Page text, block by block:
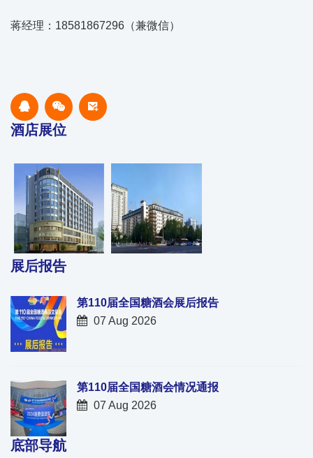
蒋经理：18581867296（兼微信）
酒店展位
展后报告
第110届全国糖酒会展后报告
07 Aug 2026
第110届全国糖酒会情况通报
07 Aug 2026
底部导航